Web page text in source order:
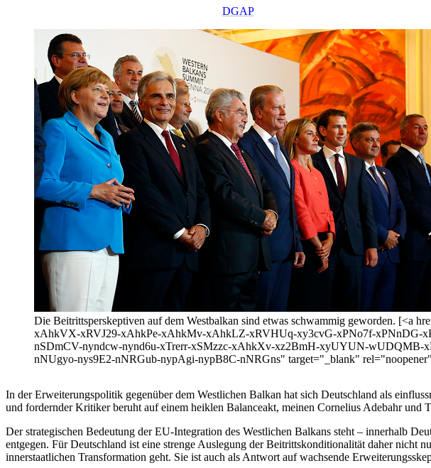
DGAP
Die Beitrittsperskeptiven auf dem Westbalkan sind etwas schwammig geworden.
xAhkVX-xRVJ29-xAhkPe-xAhkMv-xAhkLZ-xRVHUq-xy3cvG-xPNo7f-xPNnDG-
nSDmCV-nyndcw-nynd6u-xTrerr-xSMzzc-xAhkXv-xz2BmH-xyUYUN-wUDQMB-
nNUgyo-nys9E2-nNRGub-nypAgi-nypB8C-nNRGns" target="_blank"
In der Erweiterungspolitik gegenüber dem Westlichen Balkan hat sich Deutschland als
und fordernder Kritiker beruht auf einem heiklen Balanceakt, meinen Cornelius Adebahr und
Der strategischen Bedeutung der EU-Integration des Westlichen Balkans steht – innerhalb
entgegen. Für Deutschland ist eine strenge Auslegung der Beitrittskonditionalität daher
innerstaatlichen Transformation geht. Sie ist auch als Antwort auf wachsende